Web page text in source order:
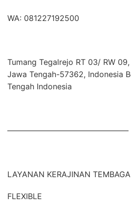
WA: 081227192500
Tumang Tegalrejo RT 03/ RW
Jawa Tengah-57362, Indonesia
Tengah Indonesia
———————————————–
LAYANAN KERAJINAN TEMBAGA
FLEXIBLE